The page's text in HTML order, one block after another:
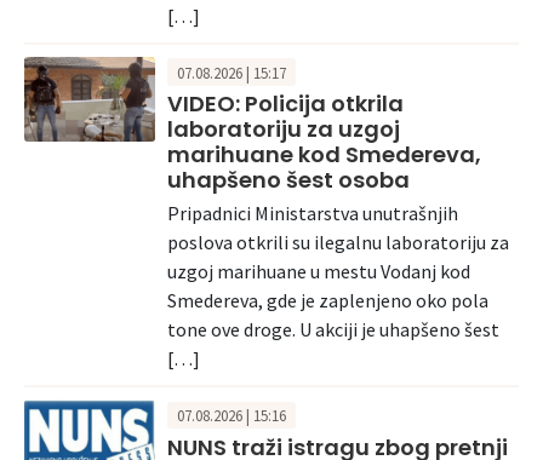
[…]
07.08.2026 | 15:17
VIDEO: Policija otkrila
laboratoriju za uzgoj
marihuane kod Smedereva,
uhapšeno šest osoba
Pripadnici Ministarstva unutrašnjih
poslova otkrili su ilegalnu laboratoriju za
uzgoj marihuane u mestu Vodanj kod
Smedereva, gde je zaplenjeno oko pola
tone ove droge. U akciji je uhapšeno šest
[…]
07.08.2026 | 15:16
NUNS traži istragu zbog pretnji